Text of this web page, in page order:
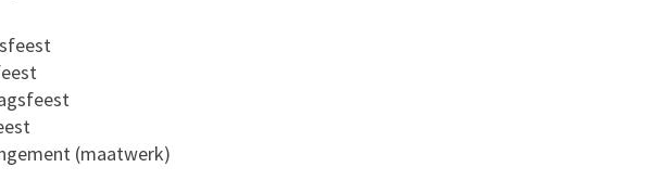
(maatwerk)